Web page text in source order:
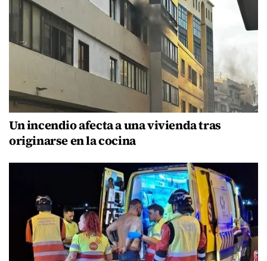
Un incendio afecta a una vivienda tras
originarse en la cocina